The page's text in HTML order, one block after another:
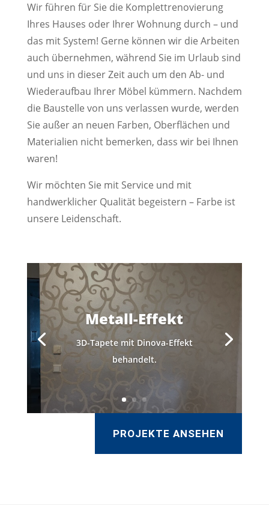
Wir führen für Sie die Komplettrenovierung
Ihres Hauses oder Ihrer Wohnung durch – und
das mit System! Gerne können wir die Arbeiten
auch übernehmen, während Sie im Urlaub sind
und uns in dieser Zeit auch um den Ab- und
Wiederaufbau Ihrer Möbel kümmern. Nachdem
die Baustelle von uns verlassen wurde, werden
Sie außer an neuen Farben, Oberflächen und
Materialien nicht bemerken, dass wir bei Ihnen
waren!
Wir möchten Sie mit Service und mit
handwerklicher Qualität begeistern – Farbe ist
unsere Leidenschaft.
Metall-Effekt
3D-Tapete mit Dinova-Effekt
behandelt.
PROJEKTE ANSEHEN